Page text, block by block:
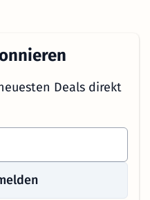
Deals direkt